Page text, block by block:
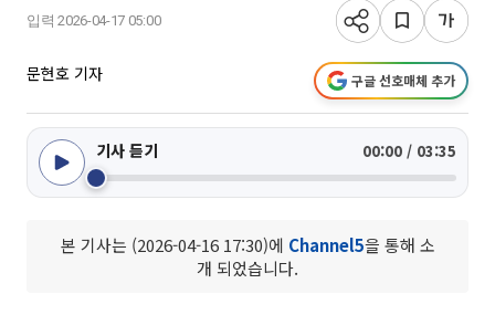
입력 2026-04-17 05:00
문현호 기자 구글 선호매체 추가
기사 듣기 00:00 / 03:35
본 기사는 (2026-04-16 17:30)에 Channel5을 통해 소
개 되었습니다.